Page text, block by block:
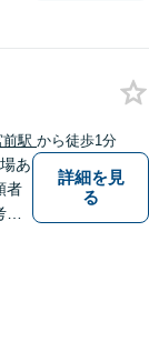
駅 から徒歩1分
あ
者
詳細を見
る